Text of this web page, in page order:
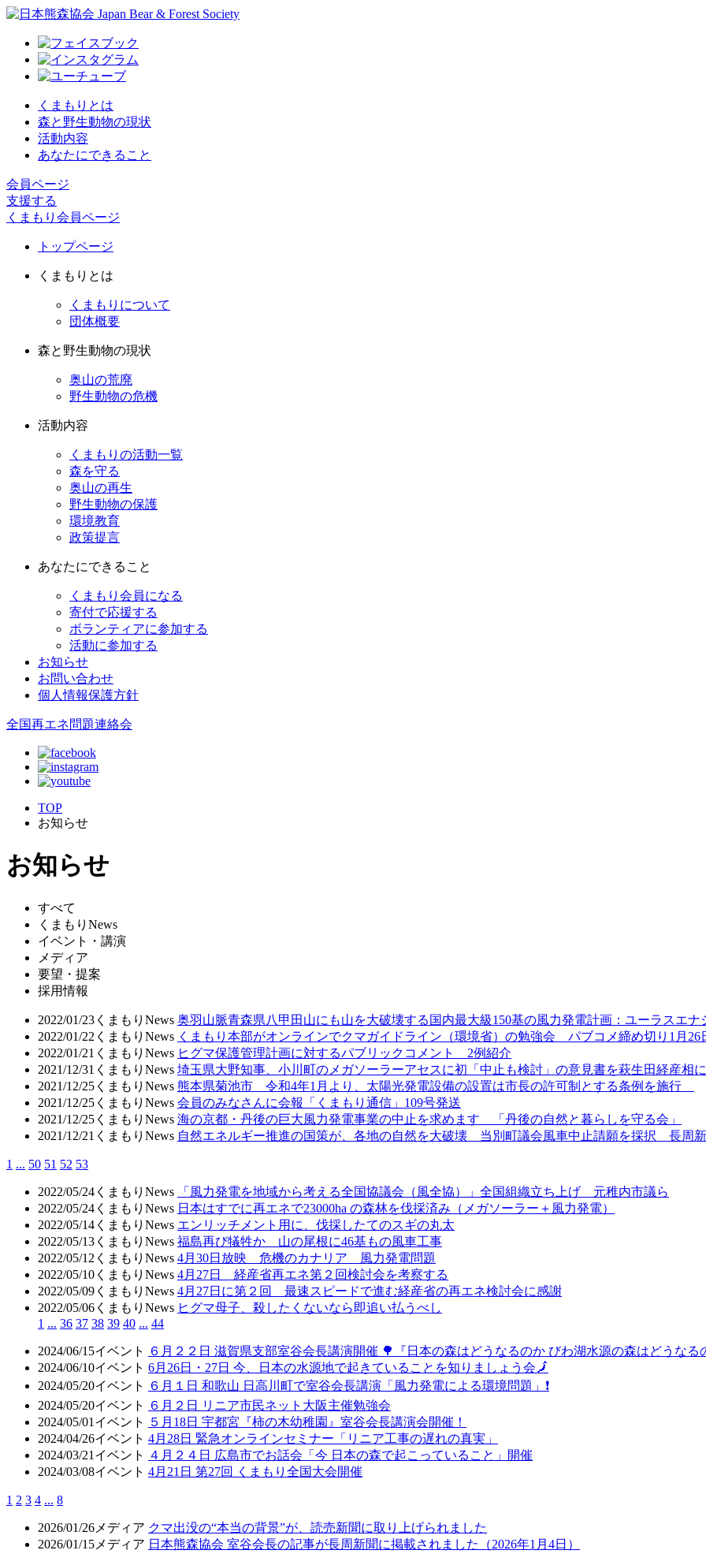
くまもりとは
森と野生動物の現状
活動内容
あなたにできること
会員ページ
支援する
くまもり会員ページ
トップページ
くまもりとは
くまもりについて
団体概要
森と野生動物の現状
奥山の荒廃
野生動物の危機
活動内容
くまもりの活動一覧
森を守る
奥山の再生
野生動物の保護
環境教育
政策提言
あなたにできること
くまもり会員になる
寄付で応援する
ボランティアに参加する
活動に参加する
お知らせ
お問い合わせ
個人情報保護方針
全国再エネ問題連絡会
TOP
お知らせ
お知らせ
すべて
くまもりNews
イベント・講演
メディア
要望・提案
採用情報
2022/01/23 くまもりNews 奥羽山脈青森県八甲田山にも山を大破壊する国内最大級150基の風力発電計画：ユーラスエナ
2022/01/22 くまもりNews くまもり本部がオンラインでクマガイドライン（環境省）の勉強会 パブコメ締め切り1月26
2022/01/21 くまもりNews ヒグマ保護管理計画に対するパブリックコメント 2例紹介
2021/12/31 くまもりNews 埼玉県大野知事、小川町のメガソーラーアセスに初「中止も検討」の意見書を萩生田経産相
2021/12/25 くまもりNews 熊本県菊池市 令和4年1月より、太陽光発電設備の設置は市長の許可制とする条例を施行
2021/12/25 くまもりNews 会員のみなさんに会報「くまもり通信」109号発送
2021/12/25 くまもりNews 海の京都・丹後の巨大風力発電事業の中止を求めます 「丹後の自然と暮らしを守る会」
2021/12/21 くまもりNews 自然エネルギー推進の国策が、各地の自然を大破壊 当別町議会風車中止請願を採択 長周
1 ... 50 51 52 53
2022/05/24 くまもりNews
「風力発電を地域から考える全国協議会（風全協）」全国組織立ち上げ 元稚内市議ら
2022/05/24 くまもりNews 日本はすでに再エネで23000ha の森林を伐採済み（メガソーラー＋風力発電）
2022/05/14 くまもりNews エンリッチメント用に、伐採したてのスギの丸太
2022/05/13 くまもりNews 福島再び犠牲か 山の尾根に46基もの風車工事
2022/05/12 くまもりNews 4月30日放映 危機のカナリア 風力発電問題
2022/05/10 くまもりNews 4月27日 経産省再エネ第２回検討会を考察する
2022/05/09 くまもりNews 4月27日に第２回 最速スピードで進む経産省の再エネ検討会に感謝
2022/05/06 くまもりNews ヒグマ母子、殺したくないなら即追い払うべし
1 ... 36 37 38 39 40 ... 44
2024/06/15イベント
６月２２日 滋賀県支部室谷会長講演開催 🌳『日本の森はどうなるのか びわ湖水源の森はどうなる
2024/06/10イベント 6月26日・27日 今、日本の水源地で起きていることを知りましょう会🗾
2024/05/20イベント
６月１日 和歌山 日高川町で室谷会長講演「風力発電による環境問題」❗
2024/05/20イベント
６月２日 リニア市民ネット大阪主催勉強会
2024/05/01 イベント
５月18日 宇都宮『柿の木幼稚園』室谷会長講演会開催！
2024/04/26イベント 4月28日 緊急オンラインセミナー「リニア工事の遅れの真実」
2024/03/21 イベント
４月２４日 広島市でお話会「今 日本の森で起こっていること」開催
2024/03/08イベント 4月21日 第27回 くまもり全国大会開催
1 2 3 4 ... 8
2026/01/26 メディア クマ出没の“本当の背景”が、読売新聞に取り上げられました
2026/01/15 メディア 日本熊森協会 室谷会長の記事が長周新聞に掲載されました（2026年1月4日）